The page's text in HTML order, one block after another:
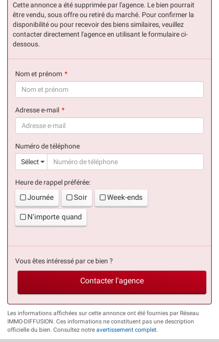
Cette annonce a été supprimée par l'agence. Le bien pourrait
être vendu, sous offre ou retiré du marché. Pour confirmer la
disponibilité ou pour recevoir des biens similaires, veuillez
contacter directement l'agence en utilisant le formulaire ci-
dessous.
Nom et prénom
Adresse e-mail
Numéro de téléphone
Sélect
Heure de rappel préférée:
Journée Soir Week-ends
N'importe quand
Vous êtes intéressé par ce bien ?
Contacter l'agence
Les informations affichées sur cette annonce ont été fournies par Réseau
IMMO-DIFFUSION. Ces informations ne constituent pas une description
officielle du bien. Consultez notre avertissement complet